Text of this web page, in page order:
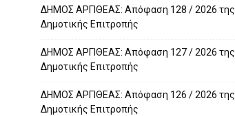
ΔΗΜΟΣ ΑΡΓΙΘΕΑΣ: Απόφαση 128 / 2026 της
Δημοτικής Επιτροπής
ΔΗΜΟΣ ΑΡΓΙΘΕΑΣ: Απόφαση 127 / 2026 της
Δημοτικής Επιτροπής
ΔΗΜΟΣ ΑΡΓΙΘΕΑΣ: Απόφαση 126 / 2026 της
Δημοτικής Επιτροπής